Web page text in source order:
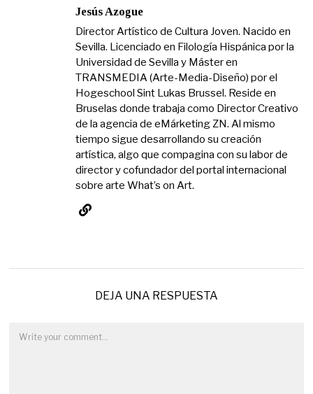
Jesús Azogue
Director Artístico de Cultura Joven. Nacido en
Sevilla. Licenciado en Filología Hispánica por la
Universidad de Sevilla y Máster en
TRANSMEDIA (Arte-Media-Diseño) por el
Hogeschool Sint Lukas Brussel. Reside en
Bruselas donde trabaja como Director Creativo
de la agencia de eMárketing ZN. Al mismo
tiempo sigue desarrollando su creación
artística, algo que compagina con su labor de
director y cofundador del portal internacional
sobre arte What’s on Art.
DEJA UNA RESPUESTA